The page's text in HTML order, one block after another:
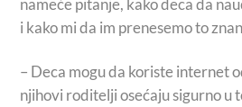
nameće pitanje, kako deca da
i kako mi da im prenesemo to
– Deca mogu da koriste internet
njihovi roditelji osećaju sigurno u